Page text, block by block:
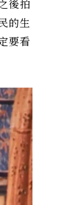
後拍
的生
要看